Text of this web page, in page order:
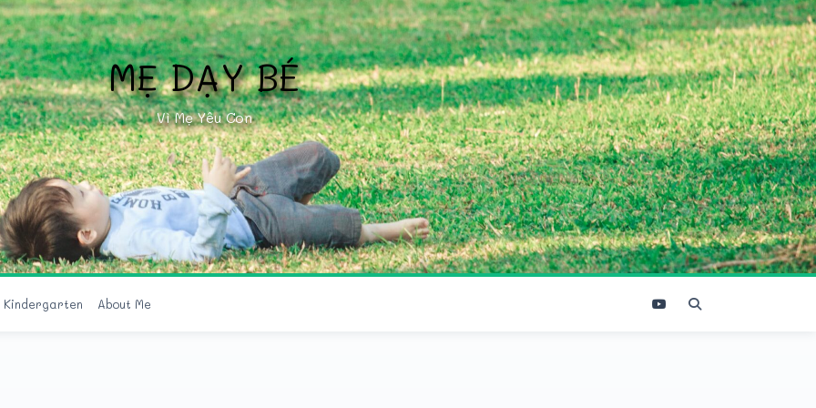
MẸ DẠY BÉ
Vì Mẹ Yêu Con
Kindergarten About Me